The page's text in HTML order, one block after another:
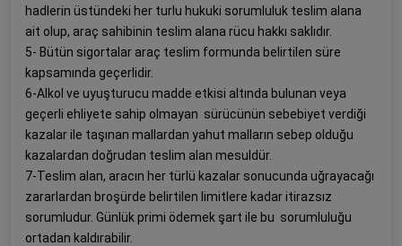
hadlerin üstündeki her turlu hukuki sorumluluk teslim alana
ait olup, araç sahibinin teslim alana rücu hakkı saklıdır.
5- Bütün sigortalar araç teslim formunda belirtilen süre
kapsamında geçerlidir.
6-Alkol ve uyuşturucu madde etkisi altında bulunan veya
geçerli ehliyete sahip olmayan sürücünün sebebiyet verdiği
kazalar ile taşınan mallardan yahut malların sebep olduğu
kazalardan doğrudan teslim alan mesuldür.
7-Teslim alan, aracın her türlü kazalar sonucunda uğrayacağı
zararlardan broşürde belirtilen limitlere kadar itirazsız
sorumludur. Günlük primi ödemek şart ile bu sorumluluğu
ortadan kaldırabilir.